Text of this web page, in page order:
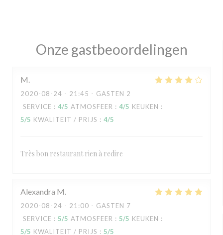
Onze gastbeoordelingen
M
2020-08-24 - 21:45 - GASTEN 2
SERVICE : 4/5 ATMOSFEER : 4/5 KEUKEN :
5/5 KWALITEIT / PRIJS : 4/5
Très bon restaurant rien à redire
Alexandra M
2020-08-24 - 21:00 - GASTEN 7
SERVICE : 5/5 ATMOSFEER : 5/5 KEUKEN :
5/5 KWALITEIT / PRIJS : 5/5